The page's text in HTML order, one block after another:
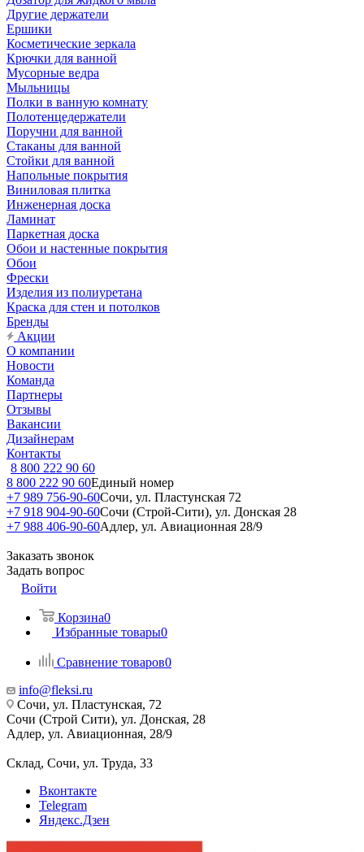
Другие держатели
Ершики
Косметические зеркала
Крючки для ванной
Мусорные ведра
Мыльницы
Полки в ванную комнату
Полотенцедержатели
Поручни для ванной
Стаканы для ванной
Стойки для ванной
Напольные покрытия
Виниловая плитка
Инженерная доска
Ламинат
Паркетная доска
Обои и настенные покрытия
Обои
Фрески
Изделия из полиуретана
Краска для стен и потолков
Бренды
Акции
О компании
Новости
Команда
Партнеры
Отзывы
Вакансии
Дизайнерам
Контакты
8 800 222 90 60
8 800 222 90 60Единый номер
+7 989 756-90-60Сочи, ул. Пластунская 72
+7 918 904-90-60Сочи (Строй-Сити), ул. Донская 28
+7 988 406-90-60Адлер, ул. Авиационная 28/9
Заказать звонок
Задать вопрос
Войти
Корзина0
Избранные товары0
Сравнение товаров0
info@fleksi.ru
Сочи, ул. Пластунская, 72
Сочи (Строй Сити), ул. Донская, 28
Адлер, ул. Авиационная, 28/9
Склад, Сочи, ул. Труда, 33
Вконтакте
Telegram
Яндекс.Дзен